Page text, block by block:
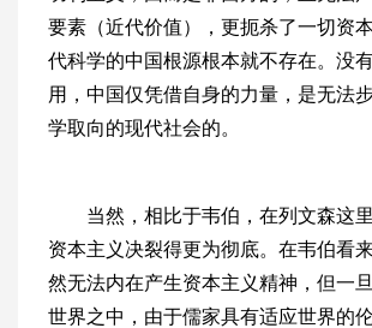
要素（近代价值），更扼杀了一切资
代科学的中国根源根本就不存在。没
用，中国仅凭借自身的力量，是无法
学取向的现代社会的。
当然，相比于韦伯，在列文森这
资本主义决裂得更为彻底。在韦伯看
然无法内在产生资本主义精神，但一
世界之中，由于儒家具有适应世界的